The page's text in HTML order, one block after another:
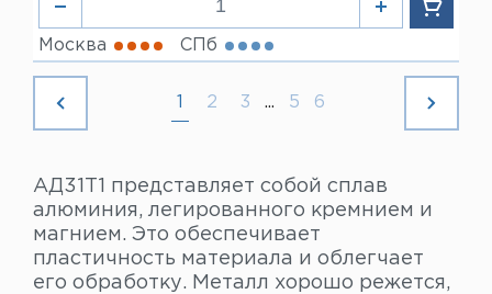
Москва СПб
2 3 ... 5 6
АД31Т1 представляет собой сплав
алюминия, легированного кремнием и
магнием. Это обеспечивает
пластичность материала и облегчает
его обработку. Металл хорошо режется,